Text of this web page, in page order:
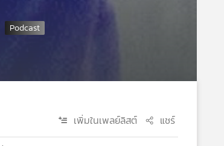
เพิ่มในเพลย์ลิสต์ แชร์